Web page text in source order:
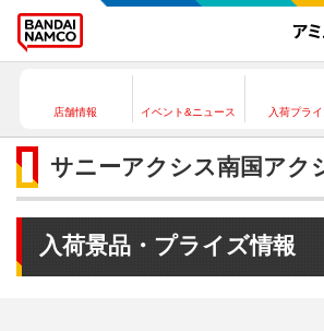
店舗情報 イベント&ニュース 入荷プラ
サニーアクシス南国アク
入荷景品・プライズ情報